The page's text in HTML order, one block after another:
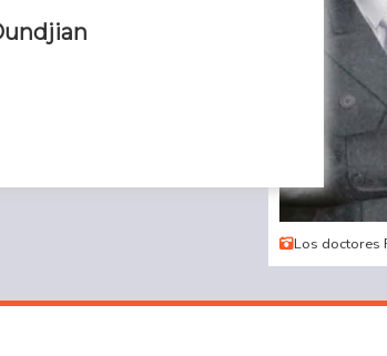
Los doctores